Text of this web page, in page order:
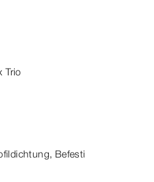
Trio
Befesti­